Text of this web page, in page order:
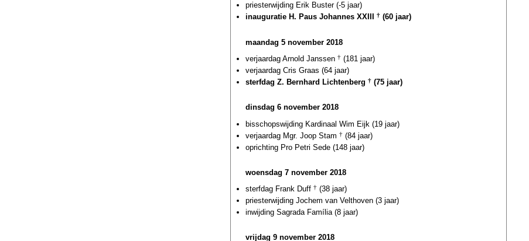
priesterwijding Erik Buster (-5 jaar)
inauguratie H. Paus Johannes XXIII
† (60 jaar)
maandag 5 november 2018
verjaardag Arnold Janssen † (181 jaar)
verjaardag Cris Graas (64 jaar)
sterfdag Z. Bernhard Lichtenberg † (75 jaar)
dinsdag 6 november 2018
bisschopswijding Kardinaal Wim Eijk (19 jaar)
verjaardag Mgr. Joop Stam † (84 jaar)
oprichting Pro Petri Sede (148 jaar)
woensdag 7 november 2018
sterfdag Frank Duff † (38 jaar)
priesterwijding Jochem van Velthoven (3 jaar)
inwijding Sagrada Família (8 jaar)
vrijdag 9 november 2018